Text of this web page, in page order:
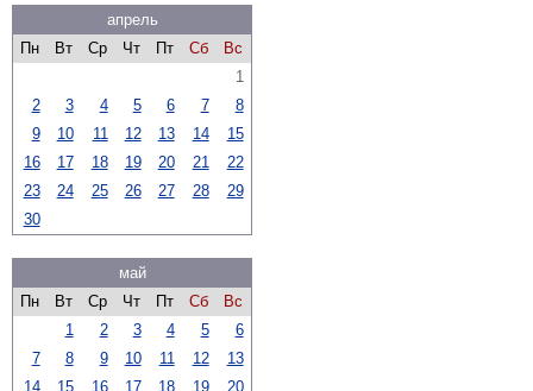
апрель
Пн
Вт Ср Чт Пт Сб
Вс
1
2
3 4 5 6 7
8
9
10 11 12 13 14
15
16
17 18 19 20 21
22
23
24 25 26 27 28
29
30
май
Пн
Вт Ср Чт Пт Сб
Вс
1
2 3 4 5
6
7
8 9 10 11 12
13
14
15 16 17 18 19
20